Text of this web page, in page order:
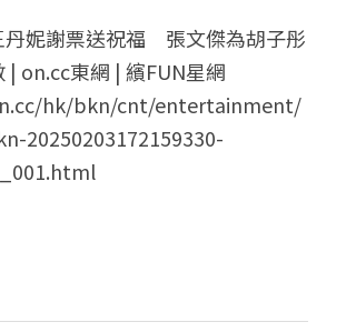
妮謝票送祝福　張文傑為胡子彤
| on.cc東網 | 繽FUN星網
hk/bkn/cnt/entertainment/
20250203172159330-